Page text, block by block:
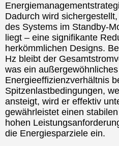
Dadurch wird
des Systems im Standby-
liegt – eine signifikante
herkömmlichen Designs.
Hz bleibt der
was ein außergewöhnliches
Energieeffizienzverhältnis
Spitzenlastbedingungen,
ansteigt, wird er effektiv
gewährleistet einen
hohen
die Energiesparziele ein.